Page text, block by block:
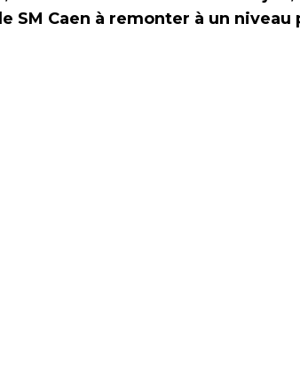
SM Caen à remonter à un